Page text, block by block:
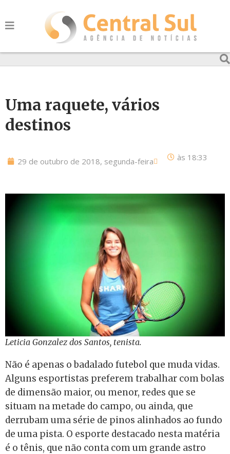
Uma raquete, vários
destinos
29 de outubro de 2018, segunda-feira às 18:33
Leticia Gonzalez dos Santos, tenista.
Não é apenas o badalado futebol que muda vidas.
Alguns esportistas preferem trabalhar com bolas
de dimensão maior, ou menor, redes que se
situam na metade do campo, ou ainda, que
derrubam uma série de pinos alinhados ao fundo
de uma pista. O esporte destacado nesta matéria
é o tênis, que não conta com um grande astro